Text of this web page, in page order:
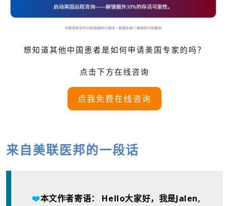
想知道其他中国患者是如何申请美国专家的吗？
点击下方在线咨询
点我免费在线咨询
来自美联医邦的一段话
❤️本文作者寄语： Hello大家好，我是Jalen,